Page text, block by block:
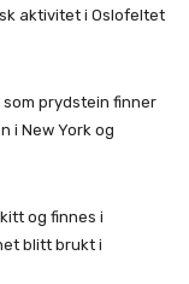
aktivitet i Oslofeltet
prydstein finner
i New York og
og finnes i
blitt brukt i